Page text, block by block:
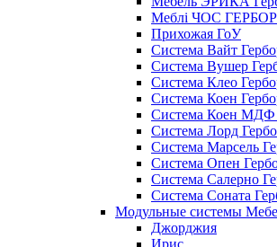
Меблі ЧОС ГЕРБОР
Прихожая ГоУ
Система Вайт
Система Вушер
Система Клео
Система Коен
Система Коен МДФ
Система Лорд
Система Марсель
Система Опен
Система Салерно
Система Соната
Модульные системы
Джорджия